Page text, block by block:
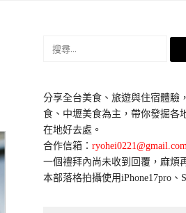
鍵
字:
分享全台美食、旅遊與住宿體驗
食、中壢美食為主，帶你發掘各
在地好去處。
合作信箱：
一個禮拜內尚未收到回覆，麻煩
本部落格拍攝使用iPhone17pro、